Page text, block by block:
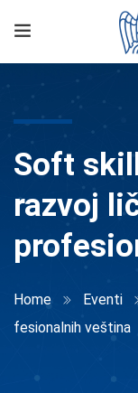
Soft
razvoj
Home Eventi
fesionalnih veština